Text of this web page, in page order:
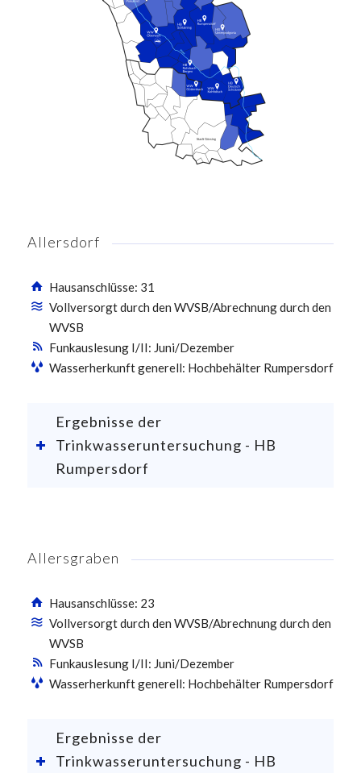
Allersdorf
Hausanschlüsse: 31
Vollversorgt durch den WVSB/Abrechnung durch den
WVSB
Funkauslesung I/II: Juni/Dezember
Wasserherkunft generell: Hochbehälter Rumpersdorf
Ergebnisse der
Trinkwasseruntersuchung - HB
Rumpersdorf
Allersgraben
Hausanschlüsse: 23
Vollversorgt durch den WVSB/Abrechnung durch den
WVSB
Funkauslesung I/II: Juni/Dezember
Wasserherkunft generell: Hochbehälter Rumpersdorf
Ergebnisse der
Trinkwasseruntersuchung - HB